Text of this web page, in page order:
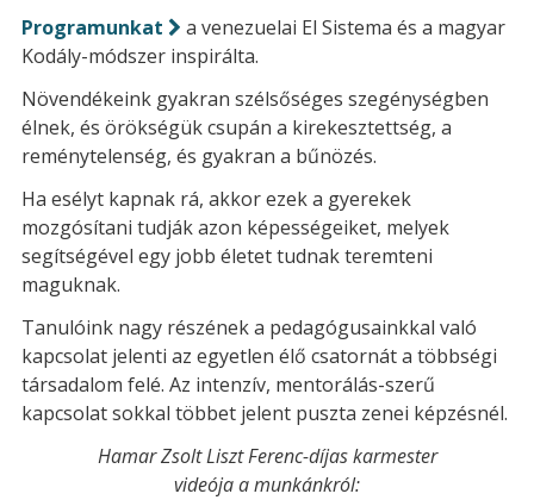
Programunkat
a venezuelai El Sistema és a magyar
Kodály-módszer inspirálta.
Növendékeink gyakran szélsőséges szegénységben
élnek, és örökségük csupán a kirekesztettség, a
reménytelenség, és gyakran a bűnözés.
Ha esélyt kapnak rá, akkor ezek a gyerekek
mozgósítani tudják azon képességeiket, melyek
segítségével egy jobb életet tudnak teremteni
maguknak.
Tanulóink nagy részének a pedagógusainkkal való
kapcsolat jelenti az egyetlen élő csatornát a többségi
társadalom felé. Az intenzív, mentorálás-szerű
kapcsolat sokkal többet jelent puszta zenei képzésnél.
Hamar Zsolt Liszt Ferenc-díjas karmester
videója a munkánkról: